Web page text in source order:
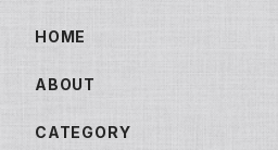
HOME
ABOUT
CATEGORY